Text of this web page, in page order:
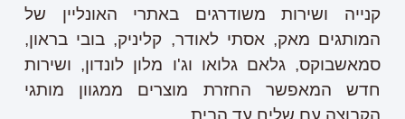
קנייה ושירות משודרגים באתרי האונליין של
המותגים מאק, אסתי לאודר, קליניק, בובי בראון,
סמאשבוקס, גלאם גלואו וג'ו מלון לונדון, ושירות
חדש המאפשר החזרת מוצרים ממגוון מותגי
הקבוצה עם שליח עד הבית